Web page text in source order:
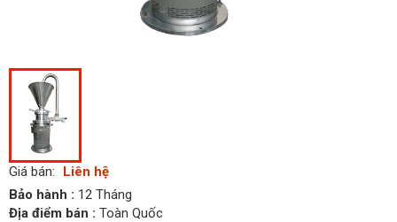
Giá bán:
Liên hệ
Bảo hành : 12 Tháng
Địa điểm bán : Toàn Quốc